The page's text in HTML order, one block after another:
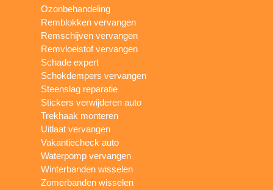
Ozonbehandeling
Remblokken vervangen
Remschijven vervangen
Remvloeistof vervangen
Schade expert
Schokdempers vervangen
Steenslag reparatie
Stickers verwijderen auto
Trekhaak monteren
Uitlaat vervangen
Vakantiecheck auto
Waterpomp vervangen
Winterbanden wisselen
Zomerbanden wisselen